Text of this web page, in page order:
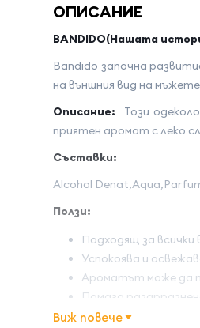
ОПИСАНИЕ
BANDIDO(Нашата
Bandido започна
на външния вид на
Описание:
Този
приятен аромат с леко
Съставки:
Alcohol
Ползи:
Подходящ за всички
Успокоява и
Ароматът може да
Помага
Начин на употреба:
Виж повече